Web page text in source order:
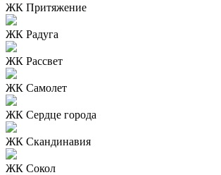
ЖК Притяжение
ЖК Радуга
ЖК Рассвет
ЖК Самолет
ЖК Сердце города
ЖК Скандинавия
ЖК Сокол